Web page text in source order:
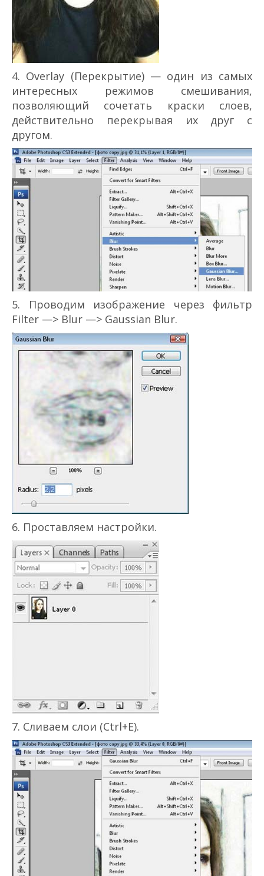
4. Overlay (Перекрытие) — один из самых
интересных режимов смешивания,
позволяющий сочетать краски слоев,
действительно перекрывая их друг с
другом.
5. Проводим изображение через фильтр
Filter —> Blur —> Gaussian Blur.
6. Проставляем настройки.
7. Сливаем слои (Ctrl+E).